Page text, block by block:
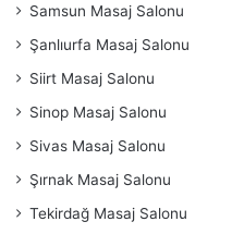
Samsun Masaj Salonu
Şanlıurfa Masaj Salonu
Siirt Masaj Salonu
Sinop Masaj Salonu
Sivas Masaj Salonu
Şırnak Masaj Salonu
Tekirdağ Masaj Salonu